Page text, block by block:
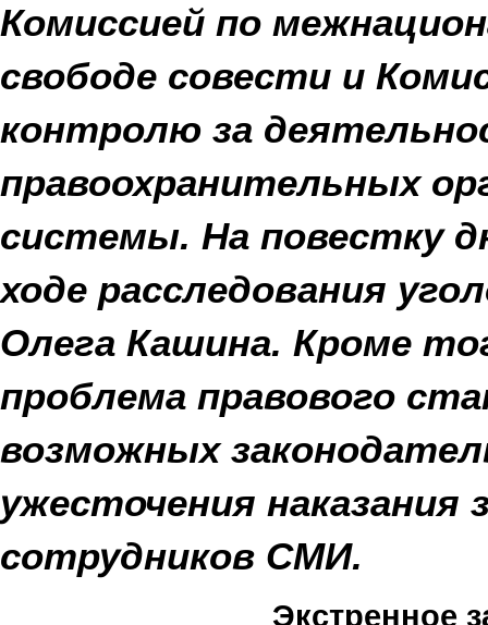
Комиссией по
свободе совести и
контролю за
правоохранительных
системы. На повестку
ходе расследования
Олега Кашина. Кроме
проблема правового
возможных
ужесточения наказания
сотрудников СМИ.
Экстренное